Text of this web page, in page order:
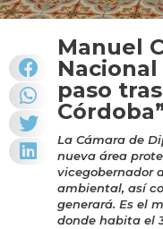
Manuel
paso
La Cámara de
nueva área
vicegobernador
ambiental, así
generará. Es el
donde habita el